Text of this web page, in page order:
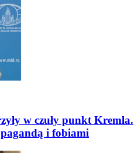
w czuły punkt Kremla.
i fobiami